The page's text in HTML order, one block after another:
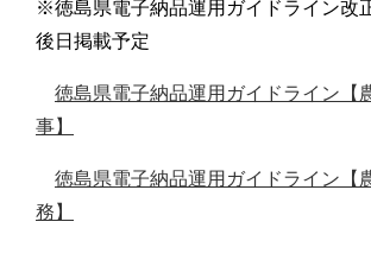
※徳島県電子納品運用ガイドライン改
後日掲載予定
徳島県電子納品運用ガイドライン【
事】
徳島県電子納品運用ガイドライン【
務】